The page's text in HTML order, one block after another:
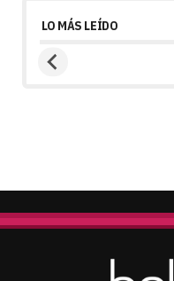
LO MÁS LEÍDO